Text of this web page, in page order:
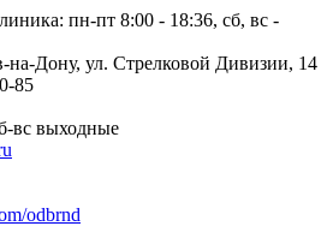
пн-пт 8:00 - 18:36, сб, вс -
на-Дону, ул. Стрелковой Дивизии, 14
85
вс выходные
odbrnd